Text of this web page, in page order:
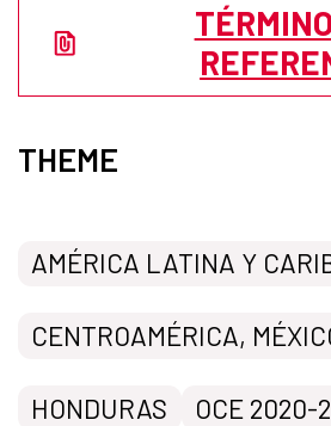
THEME
AMÉRICA LATINA Y
CENTROAMÉRICA,
HONDURAS OCE 2020-